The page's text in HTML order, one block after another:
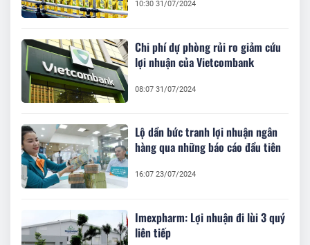
10:30 31/07/2024
Chi phí dự phòng rủi ro giảm cứu
lợi nhuận của Vietcombank
08:07 31/07/2024
Lộ dần bức tranh lợi nhuận ngân
hàng qua những báo cáo đầu tiên
16:07 23/07/2024
Imexpharm: Lợi nhuận đi lùi 3 quý
liên tiếp